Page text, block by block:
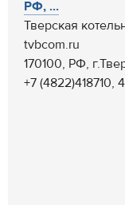
РФ, ...
Тверская
tvbcom.ru
170100, РФ,
+7 (4822)418710,